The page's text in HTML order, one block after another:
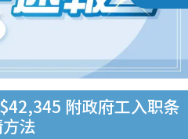
附政府工入职条
法